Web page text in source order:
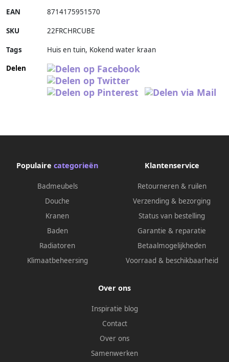
EAN 8714175951570
SKU 22FRCHRCUBE
Tags
Huis en tuin, Kokend water kraan
Delen
Populaire categorieën
Badmeubels
Douche
Kranen
Baden
Radiatoren
Klimaatbeheersing
Klantenservice
Retourneren & ruilen
Verzending & bezorging
Status van bestelling
Garantie & reparatie
Betaalmogelijkheden
Voorraad & beschikbaarheid
Over ons
Inspiratie blog
Contact
Over ons
Samenwerken